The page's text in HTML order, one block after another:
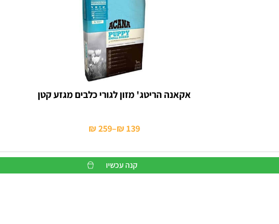
אקאנה הריטג' מזון לגורי כלבים מגזע קטן
₪139
–
₪259
טווח
⁦₪ 139⁩
עד
קנה עכשיו